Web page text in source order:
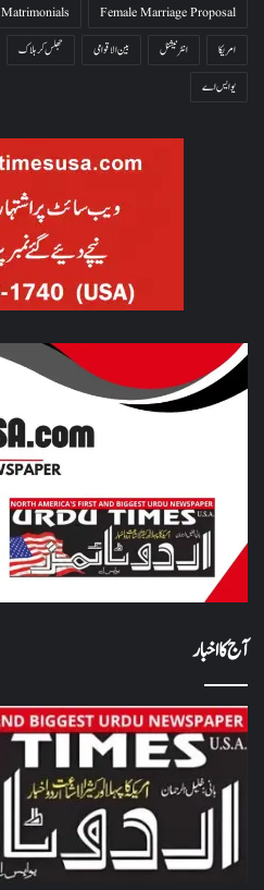
Female Marriage Proposal
Matrimonials
امریکا
انٹرنیشنل بین الاقوامی جھلس کر ہلاک
یو ایس اے
آج کا اخبار